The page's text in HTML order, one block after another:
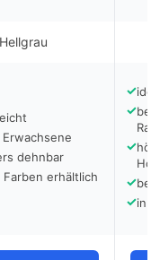
Hellgrau
dehnbar
Farben erhältlich
✓
✓
✓
✓
✓in